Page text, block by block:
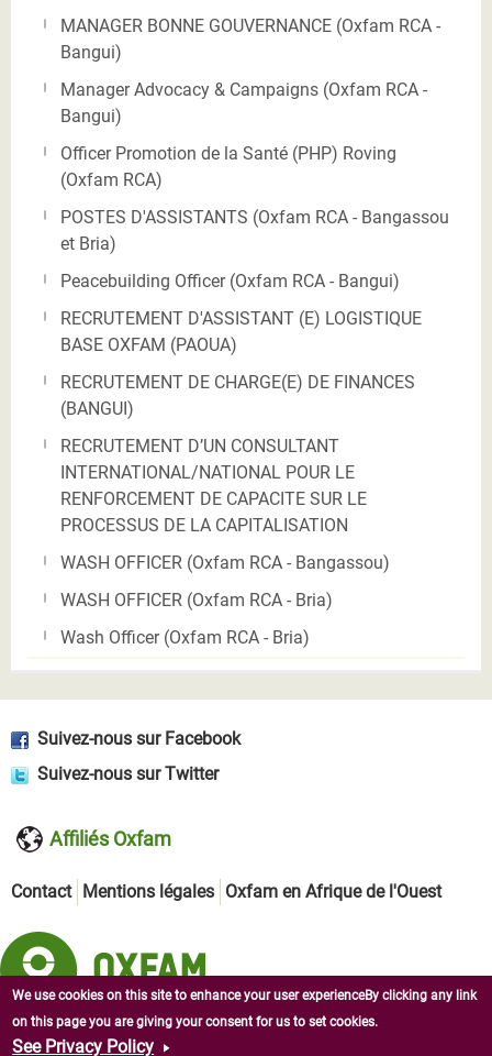
MANAGER BONNE GOUVERNANCE (Oxfam RCA -
Bangui)
Manager Advocacy & Campaigns (Oxfam RCA -
Bangui)
Officer Promotion de la Santé (PHP) Roving
(Oxfam RCA)
POSTES D'ASSISTANTS (Oxfam RCA - Bangassou
et Bria)
Peacebuilding Officer (Oxfam RCA - Bangui)
RECRUTEMENT D'ASSISTANT (E) LOGISTIQUE
BASE OXFAM (PAOUA)
RECRUTEMENT DE CHARGE(E) DE FINANCES
(BANGUI)
RECRUTEMENT D’UN CONSULTANT
INTERNATIONAL/NATIONAL POUR LE
RENFORCEMENT DE CAPACITE SUR LE
PROCESSUS DE LA CAPITALISATION
WASH OFFICER (Oxfam RCA - Bangassou)
WASH OFFICER (Oxfam RCA - Bria)
Wash Officer (Oxfam RCA - Bria)
Suivez-nous sur Facebook
Suivez-nous sur Twitter
Affiliés Oxfam
Contact Mentions légales Oxfam en Afrique de l'Ouest
Copyright © 2026 Oxfam en République centrafricaine. Tous
We use cookies on this site to enhance your user experienceBy clicking any link
on this page you are giving your consent for us to set cookies.
See Privacy Policy